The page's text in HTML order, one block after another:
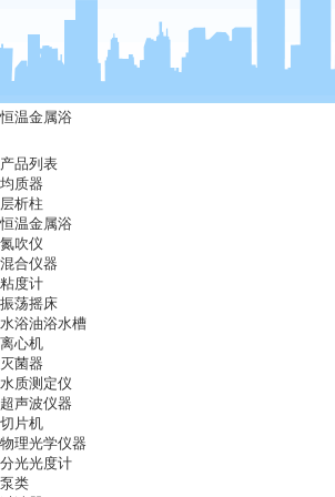
恒温金属浴
产品列表
均质器
层析柱
恒温金属浴
氮吹仪
混合仪器
粘度计
振荡摇床
水浴油浴水槽
离心机
灭菌器
水质测定仪
超声波仪器
切片机
物理光学仪器
分光光度计
泵类